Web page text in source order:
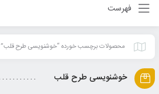
فهرست
محصولات برچسب خورده “خوشنویسی طرح قلب”
خوشنویسی طرح قلب